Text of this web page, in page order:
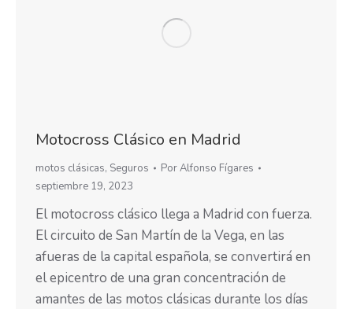
Motocross Clásico en Madrid
motos clásicas, Seguros PorAlfonso Fígares
septiembre 19, 2023
El motocross clásico llega a Madrid con fuerza.
El circuito de San Martín de la Vega, en las
afueras de la capital española, se convertirá en
el epicentro de una gran concentración de
amantes de las motos clásicas durante los días